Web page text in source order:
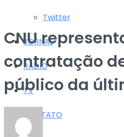
Twitter
JORNAL
RÁDIO
TV
CONTATO
CNU
contratação
público da